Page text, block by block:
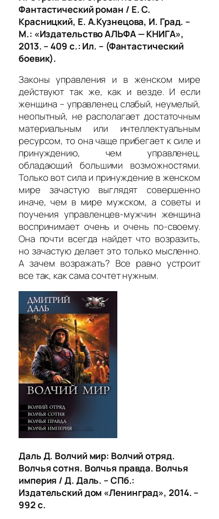
Фантастический роман / Е. С.
Красницкий, Е. А.Кузнецова, И. Град. –
М.: «Издательство АЛЬФА — КНИГА»,
2013. – 409 с.: Ил. – (Фантастический
боевик).
Законы управления и в женском мире
действуют так же, как и везде. И если
женщина – управленец слабый, неумелый,
неопытный, не располагает достаточным
материальным или интеллектуальным
ресурсом, то она чаще прибегает к силе и
принуждению, чем управленец,
обладающий большими возможностями.
Только вот сила и принуждение в женском
мире зачастую выглядят совершенно
иначе, чем в мире мужском, а советы и
поучения управленцев-мужчин женщина
воспринимает очень и очень по-своему.
Она почти всегда найдет что возразить,
но зачастую делает это только мысленно.
А зачем возражать? Все равно устроит
все так, как сама сочтет нужным.
Даль Д. Волчий мир: Волчий отряд.
Волчья сотня. Волчья правда. Волчья
империя / Д. Даль. – СПб.:
Издательский дом «Ленинград», 2014. –
992 с.